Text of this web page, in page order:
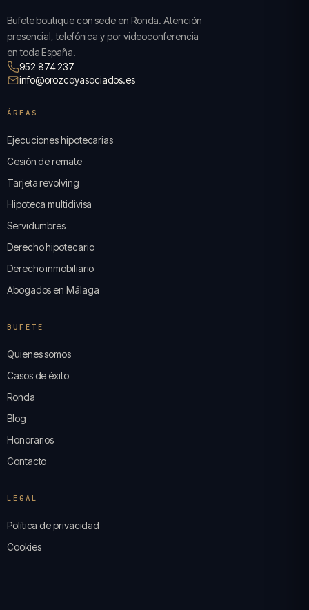
Bufete boutique con sede en Ronda. Atención
presencial, telefónica y por videoconferencia
en toda España.
952 874 237
info@orozcoyasociados.es
ÁREAS
Ejecuciones hipotecarias
Cesión de remate
Tarjeta revolving
Hipoteca multidivisa
Servidumbres
Derecho hipotecario
Derecho inmobiliario
Abogados en Málaga
BUFETE
Quienes somos
Casos de éxito
Ronda
Blog
Honorarios
Contacto
LEGAL
Política de privacidad
Cookies